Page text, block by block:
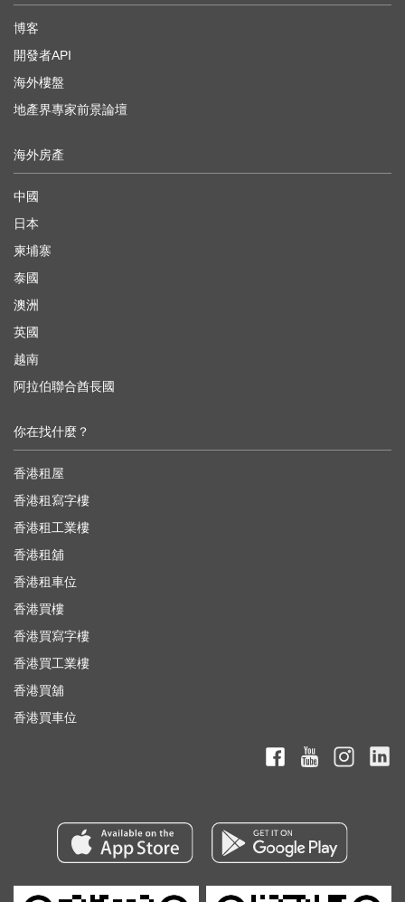
博客
開發者API
海外樓盤
地產界專家前景論壇
海外房產
中國
日本
柬埔寨
泰國
澳洲
英國
越南
阿拉伯聯合酋長國
你在找什麼？
香港租屋
香港租寫字樓
香港租工業樓
香港租舖
香港租車位
香港買樓
香港買寫字樓
香港買工業樓
香港買舖
香港買車位